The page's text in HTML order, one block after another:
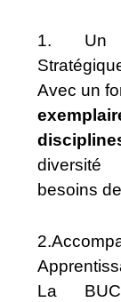
1. Un
Avec un
diversité
besoins
La